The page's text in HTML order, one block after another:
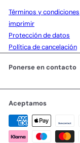
Términos y condiciones
imprimir
Protección de datos
Política de cancelación
Ponerse en contacto
Aceptamos